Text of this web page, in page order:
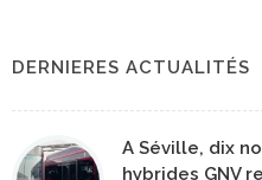
DERNIERES ACTUALITÉS
A Séville, dix
hybrides GNV